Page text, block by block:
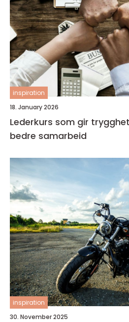
inspiration
18. January 2026
Lederkurs som gir
bedre samarbeid
inspiration
30. November 2025